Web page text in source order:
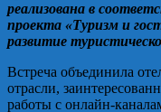
реализована в
проекта «Туризм и
развитие
Встреча объединила
отрасли,
работы с онлайн-